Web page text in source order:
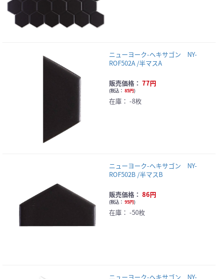
ニューヨーク-ヘキサゴン NY-
ROF502A /半マスA
販売価格： 77円
(税込： 85円)
在庫： -8枚
ニューヨーク-ヘキサゴン NY-
ROF502B /半マスB
販売価格： 86円
(税込： 95円)
在庫： -50枚
ニューヨーク-ヘキサゴン NY-